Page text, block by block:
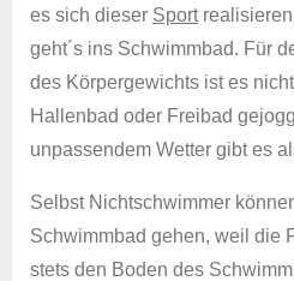
es sich dieser Sport
geht´s ins Schwimmbad. Für
des Körpergewichts ist es
Hallenbad oder Freibad
unpassendem Wetter gibt es
Selbst Nichtschwimmer
Schwimmbad gehen, weil die
stets den Boden des